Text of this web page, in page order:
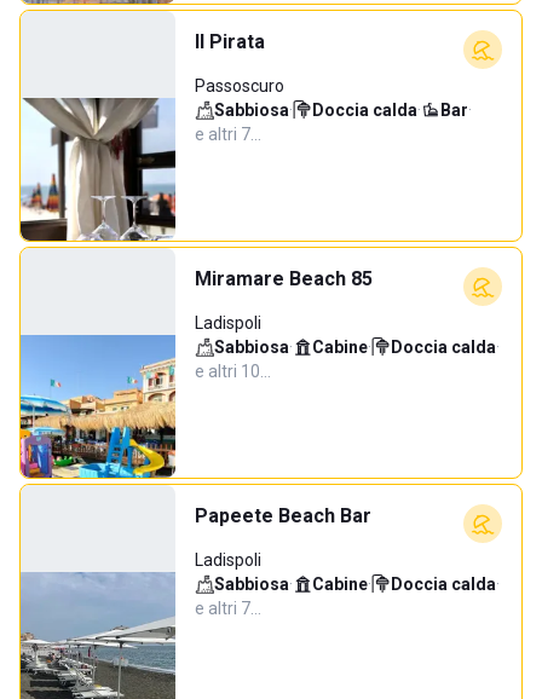
Il Pirata
Passoscuro
Sabbiosa· Doccia calda· Bar·
e altri 7…
Miramare Beach 85
Ladispoli
Sabbiosa· Cabine· Doccia calda·
e altri 10…
Papeete Beach Bar
Ladispoli
Sabbiosa· Cabine· Doccia calda·
e altri 7…